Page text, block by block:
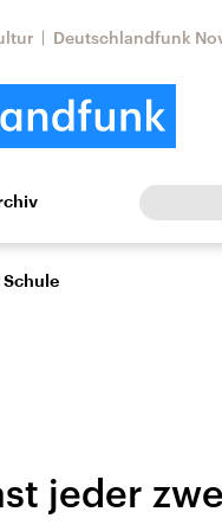
Deutschlandfunk
Europa
Iran
jeder